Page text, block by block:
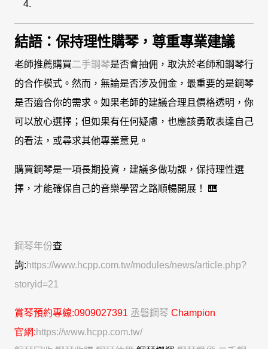
結語：保持理性購琴，尊重專業建議
老師推薦購買二手鋼琴是否會抽佣，取決於老師和鋼琴行
的合作模式。然而，無論是否涉及佣金，最重要的是鋼琴
是否適合你的需求。如果老師的建議合理且價格透明，你
可以放心選擇；但如果有任何疑慮，也應該勇敢表達自己
的看法，或尋求其他專業意見。
購買鋼琴是一項長期投資，建議多做功課，保持理性選
擇，才能確保自己的音樂學習之路順暢開展！ 🎹
鋼琴年份查
詢:https://www.hcpp.com.tw/modules/news/article.php?
storyid=21
賞琴預約專線:0909027391 丞磐鋼琴 Champion
官網:https://www.hcpp.com.tw/